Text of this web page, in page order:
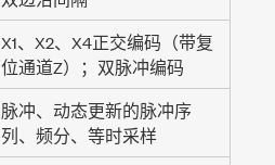
X1、X2、X4正交编码（带复
位通道Z）；双脉冲编码
脉冲、动态更新的脉冲序
列、频分、等时采样